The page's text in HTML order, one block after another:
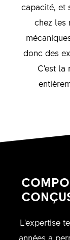
capacité, et
chez les
donc des
C'est la
L'expertise
années a